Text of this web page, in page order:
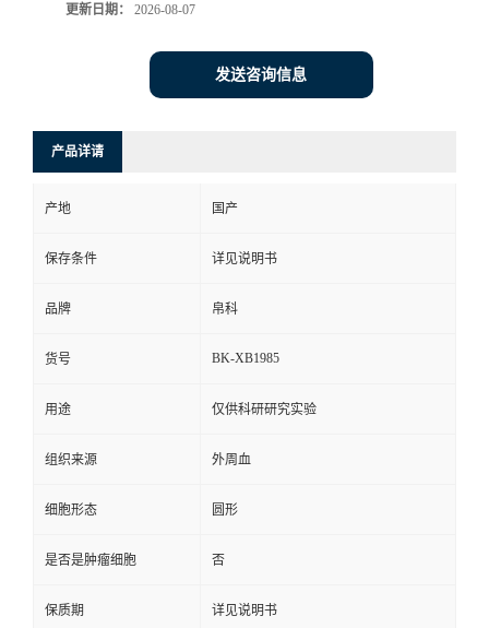
更新日期： 2026-08-07
发送咨询信息
产品详请
产地 国产
保存条件 详见说明书
品牌 帛科
货号 BK-XB1985
用途 仅供科研研究实验
组织来源 外周血
细胞形态 圆形
是否是肿瘤细胞 否
保质期 详见说明书